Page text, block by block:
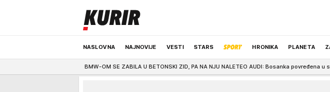
NASLOVNA NAJNOVIJE VESTI STARS HRONIKA PLANETA
ODRŽIVA BUDUĆNOST REGION NEWS IZBOR UREDNIKA
BMW-OM SE ZABILA U BETONSKI ZID, PA NA NJU NALETEO AUDI: Bosanka povređena u stravičnom sudaru